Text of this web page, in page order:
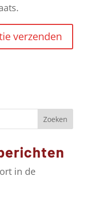
Zoeken
in de